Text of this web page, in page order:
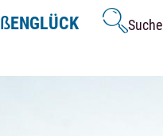
ßENGLÜCK Suche